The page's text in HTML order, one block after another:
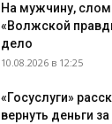
На мужчину,
«Волжской
дело
10.08.2026 в 12:25
«Госуслуги»
вернуть деньги